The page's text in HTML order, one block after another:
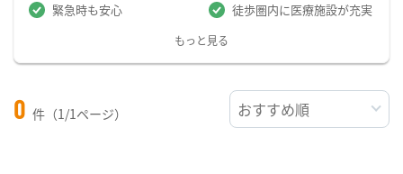
緊急時も安心 徒歩圏内に医療施設が充実
もっと見る
0 件（1/1ページ）